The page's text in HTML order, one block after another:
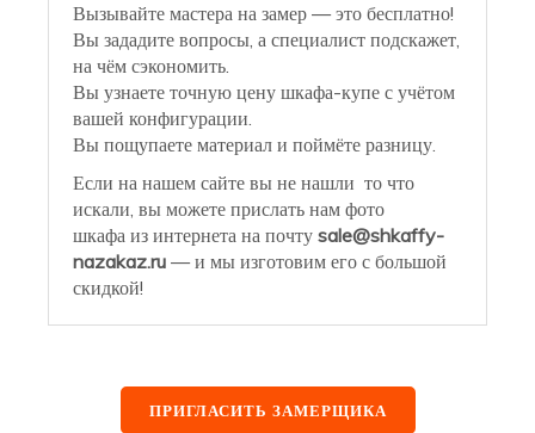
Вызывайте мастера на замер — это бесплатно!
Вы зададите вопросы, а специалист подскажет,
на чём сэкономить.
Вы узнаете точную цену шкафа-купе с учётом
вашей конфигурации.
Вы пощупаете материал и поймёте разницу.
Если на нашем сайте вы не нашли то что
искали, вы можете прислать нам фото
шкафа из интернета на почту sale@shkaffy-
nazakaz.ru — и мы изготовим его с большой
скидкой!
ПРИГЛАСИТЬ ЗАМЕРЩИКА